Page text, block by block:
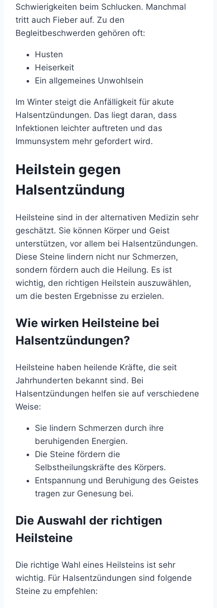
Schwierigkeiten beim Schlucken. Manchmal
tritt auch Fieber auf. Zu den
Begleitbeschwerden gehören oft:
Husten
Heiserkeit
Ein allgemeines Unwohlsein
Im Winter steigt die Anfälligkeit für akute
Halsentzündungen. Das liegt daran, dass
Infektionen leichter auftreten und das
Immunsystem mehr gefordert wird.
Heilstein gegen
Halsentzündung
Heilsteine sind in der alternativen Medizin sehr
geschätzt. Sie können Körper und Geist
unterstützen, vor allem bei Halsentzündungen.
Diese Steine lindern nicht nur Schmerzen,
sondern fördern auch die Heilung. Es ist
wichtig, den richtigen Heilstein auszuwählen,
um die besten Ergebnisse zu erzielen.
Wie wirken Heilsteine bei
Halsentzündungen?
Heilsteine haben heilende Kräfte, die seit
Jahrhunderten bekannt sind. Bei
Halsentzündungen helfen sie auf verschiedene
Weise:
Sie lindern Schmerzen durch ihre
beruhigenden Energien.
Die Steine fördern die
Selbstheilungskräfte des Körpers.
Entspannung und Beruhigung des Geistes
tragen zur Genesung bei.
Die Auswahl der richtigen
Heilsteine
Die richtige Wahl eines Heilsteins ist sehr
wichtig. Für Halsentzündungen sind folgende
Steine zu empfehlen: